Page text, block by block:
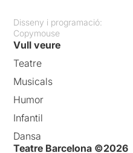
Disseny i programació:
Copymouse
Vull veure
Teatre
Musicals
Humor
Infantil
Dansa
Teatre Barcelona ©2026